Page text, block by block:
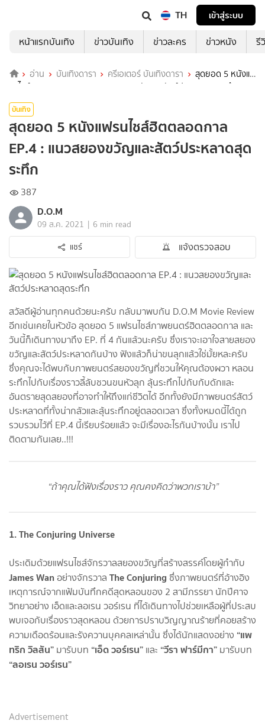
TH
เข้าสู่ระบบ
หน้าแรกบันเทิง
ข่าวบันเทิง ข่าวละคร ข่าวหนัง รี
อ่าน บันเทิงดารา ครีเอเตอร์ บันเทิงดารา
สุดยอด 5 หนังแฟ
รนไชส์ฮิตตลอดกาล EP.4 : แนวสยองขวัญและสัตว์ประหลาดสุดระทึก
บันเทิง
สุดยอด 5 หนังแฟรนไชส์ฮิตตลอดกาล
EP.4 : แนวสยองขวัญและสัตว์ประหลาดสุด
ระทึก
387
D.O.M
09 ส.ค. 2021 | 6 min read
แชร์
แจ้งตรวจสอบ
สวัสดีผู้อ่านทุกคนด้วยนะครับ กลับมาพบกัน D.O.M Movie Review
อีกเช่นเคยในหัวข้อ สุดยอด 5 แฟรนไชส์ภาพยนตร์ฮิตตลอดกาล และ
วันนี้ก็เดินทางมาถึง EP. ที่ 4 กันแล้วนะครับ ซึ่งเราจะเอาใจสายสยอง
ขวัญและสัตว์ประหลาดกันบ้าง ฟังแล้วก็น่าขนลุกแล้วใช่มั้ยหละครับ
ซึ่งคุณจะได้พบกับภาพยนตร์สยองขวัญที่ชวนให้คุณต้องผวา หลอน
ระทึกไปกับเรื่องราวลี้ลับชวนขนหัวลุก ลุ้นระทึกไปกับกับดักและ
อันตรายสุดสยองที่อาจทำให้ถึงแก่ชีวิตได้ อีกทั้งยังมีภาพยนตร์สัตว์
ประหลาดที่ทั้งน่ากลัวและลุ้นระทึกอยู่ตลอดเวลา ซึ่งทั้งหมดนี้ได้ถูก
รวบรวมไว้ที่ EP.4 นี้เรียบร้อยแล้ว จะมีเรื่องอะไรกันบ้างนั้น เราไป
ติดตามกันเลย..!!!
“ถ้าคุณได้ฟังเรื่องราว คุณคงคิดว่าพวกเราบ้า”
1. The Conjuring Universe
ประเดิมด้วยแฟรนไชส์จักรวาลสยองขวัญที่สร้างสรรค์โดยผู้กำกับ
James Wanอย่างจักรวาล The Conjuring ซึ่งภาพยนตร์ที่อ้างอิง
เหตุการณ์จากแฟ้มบันทึกคดีสุดหลอนของ 2 สามีภรรยา นักปีศาจ
วิทยาอย่าง เอ็ดและลอเรน วอร์เรน ที่ได้เดินทางไปช่วยเหลือผู้ที่ประสบ
พบเจอกับเรื่องราวสุดหลอน ด้วยการปราบวิญญาณร้ายที่คอยสร้าง
ความเดือดร้อนและรังควานบุคคลเหล่านั้น ซึ่งได้นักแสดงอย่าง “แพ
ทริก วิลสัน” มารับบท “เอ็ด วอร์เรน” และ “วีรา ฟาร์มีกา” มารับบท
“ลอเรน วอร์เรน”
Advertisement